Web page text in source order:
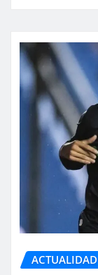
ACTUALIDAD